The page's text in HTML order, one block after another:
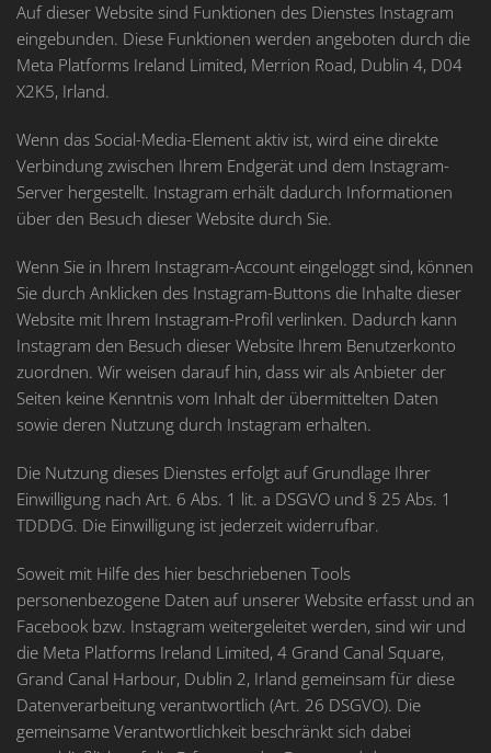
Auf dieser Website sind Funktionen des Dienstes Instagram
eingebunden. Diese Funktionen werden angeboten durch die
Meta Platforms Ireland Limited, Merrion Road, Dublin 4, D04
X2K5, Irland.
Wenn das Social-Media-Element aktiv ist, wird eine direkte
Verbindung zwischen Ihrem Endgerät und dem Instagram-
Server hergestellt. Instagram erhält dadurch Informationen
über den Besuch dieser Website durch Sie.
Wenn Sie in Ihrem Instagram-Account eingeloggt sind, können
Sie durch Anklicken des Instagram-Buttons die Inhalte dieser
Website mit Ihrem Instagram-Profil verlinken. Dadurch kann
Instagram den Besuch dieser Website Ihrem Benutzerkonto
zuordnen. Wir weisen darauf hin, dass wir als Anbieter der
Seiten keine Kenntnis vom Inhalt der übermittelten Daten
sowie deren Nutzung durch Instagram erhalten.
Die Nutzung dieses Dienstes erfolgt auf Grundlage Ihrer
Einwilligung nach Art. 6 Abs. 1 lit. a DSGVO und § 25 Abs. 1
TDDDG. Die Einwilligung ist jederzeit widerrufbar.
Soweit mit Hilfe des hier beschriebenen Tools
personenbezogene Daten auf unserer Website erfasst und an
Facebook bzw. Instagram weitergeleitet werden, sind wir und
die Meta Platforms Ireland Limited, 4 Grand Canal Square,
Grand Canal Harbour, Dublin 2, Irland gemeinsam für diese
Datenverarbeitung verantwortlich (Art. 26 DSGVO). Die
gemeinsame Verantwortlichkeit beschränkt sich dabei